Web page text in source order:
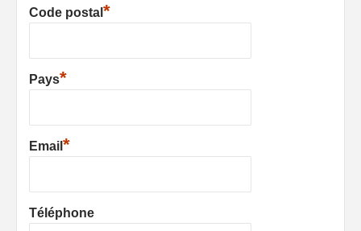
Code postal *
Pays*
Email *
Téléphone